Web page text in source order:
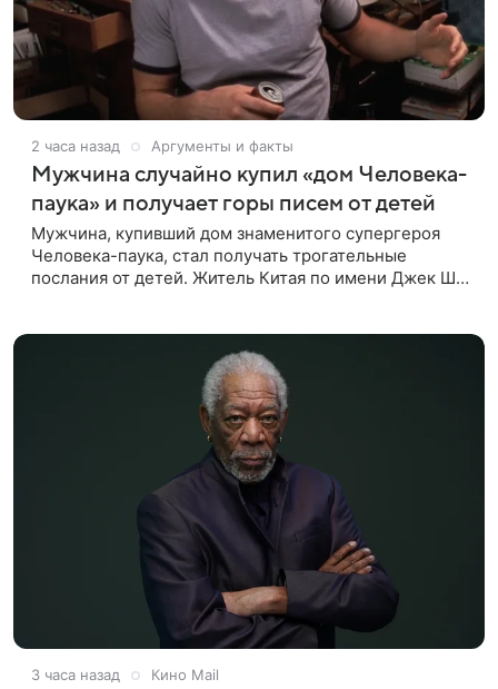
2 часа назад Аргументы и факты
Мужчина случайно купил «дом Человека-
паука» и получает горы писем от детей
Мужчина, купивший дом знаменитого супергероя
Человека-паука, стал получать трогательные
послания от детей. Житель Китая по имени Джек Ши
3 часа назад Кино Mail